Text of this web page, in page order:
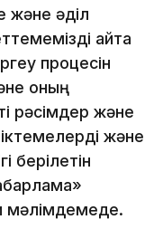
және әділ
қайта
процесін
оның
рәсімдер және
және
берілетін
мәлімдемеде.